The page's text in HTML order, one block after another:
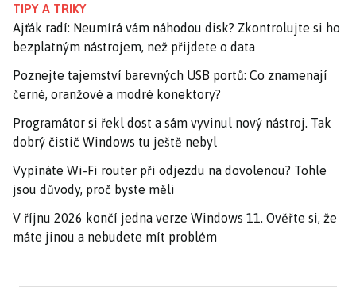
TIPY A TRIKY
Ajťák radí: Neumírá vám náhodou disk? Zkontrolujte si ho
bezplatným nástrojem, než přijdete o data
Poznejte tajemství barevných USB portů: Co znamenají
černé, oranžové a modré konektory?
Programátor si řekl dost a sám vyvinul nový nástroj. Tak
dobrý čistič Windows tu ještě nebyl
Vypínáte Wi-Fi router při odjezdu na dovolenou? Tohle
jsou důvody, proč byste měli
V říjnu 2026 končí jedna verze Windows 11. Ověřte si, že
máte jinou a nebudete mít problém